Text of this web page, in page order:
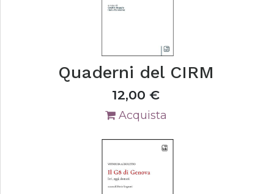
Quaderni del CIRM
12,00 €
Acquista